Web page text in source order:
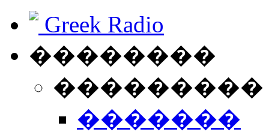
Greek Radio
��������
�������